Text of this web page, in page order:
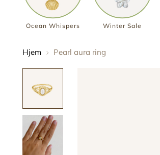
Ocean Whispers Winter Sale
Hjem Pearl aura ring